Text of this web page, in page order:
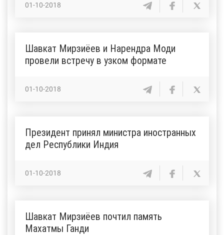
01-10-2018
Шавкат Мирзиёев и Нарендра Моди
провели встречу в узком формате
01-10-2018
Президент принял министра иностранных
дел Республики Индия
01-10-2018
Шавкат Мирзиёев почтил память
Махатмы Ганди